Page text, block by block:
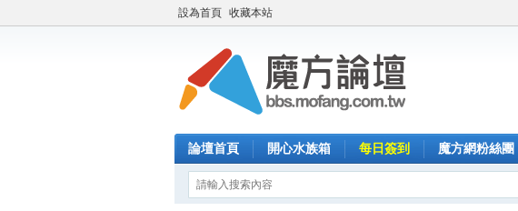
設為首頁 收藏本站
論壇首頁 開心水族箱 每日簽到 魔方網粉絲團